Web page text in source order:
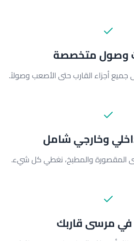
وصول متخصصة
أجزاء القارب حتى الأصعب وصولاً.
وخارجي شامل
المقصورة والمطبخ، نغطي كل شيء.
مرسى قاربك